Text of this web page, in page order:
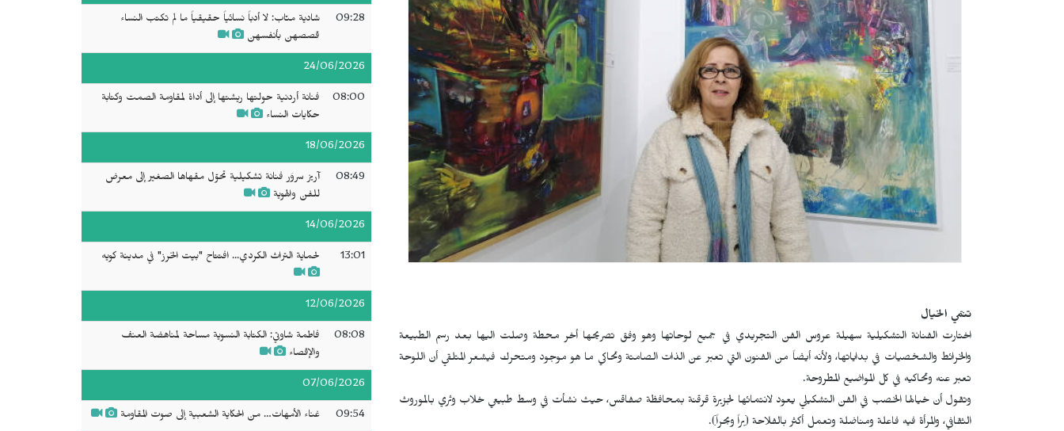
تنمّي الخيال
اختارت الفنانة التشكيلية سهيلة عروس الفن التجريدي في جميع لوحاتها وهو وفق تصريحها أخر محطة وصلت اليها بعد رسم الطبيعة
والخرائط والشخصيات في بداياتها، ولأنه أيضاً من الفنون التي تعبر عن الذات الصامتة وتحاكي ما هو موجود ومتحرك فيشعر المتلقي أن اللوحة
تعبر عنه وتحاكيه في كل المواضيع المطروحة.
وتقول أن خيالها الخصب في الفن التشكيلي يعود لانتمائها لجزيرة قرقنة بمحافظة صفاقس، حيث نشأت في وسط طبيعي خلاب وثري بالموروث
الثقافي، والمرأة فيه فاعلة ومناضلة وتعمل أكثر بالفلاحة (براً وبحراً).
09:28
شادية منّاب: لا أدباً نسائياً حقيقياً ما لم تكتب النساء
قصصهن بأنفسهن
24/06/2026
08:00
فنانة أردنية حولتها ريشتها إلى أداة لمقاومة الصمت وكتابة
حكايات النساء
18/06/2026
08:49
آريز سروَر فنانة تشكيلية تحوّل مقهاها الصغير إلى معرض
للفن والهوية
14/06/2026
13:01 لحماية التراث الكردي... افتتاح "بيت الخرز" في مدينة كويه
12/06/2026
08:08
فاطمة شاوتي: الكتابة النسوية مساحة لمناهضة العنف
والإقصاء
07/06/2026
09:54 غناء الأمهات… من الحكاية الشعبية إلى صوت المقاومة